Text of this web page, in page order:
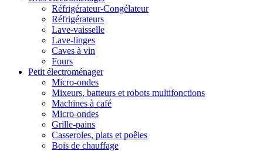
Réfrigérateur-Congélateur
Réfrigérateurs
Lave-vaisselle
Lave-linges
Caves à vin
Fours
Petit électroménager
Micro-ondes
Mixeurs, batteurs et robots multifonctions
Machines à café
Micro-ondes
Grille-pains
Casseroles, plats et poêles
Bois de chauffage